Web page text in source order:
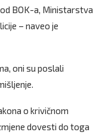
BOK-a, Ministarstva
– naveo je
oni su poslali
o krivičnom
dovesti do toga